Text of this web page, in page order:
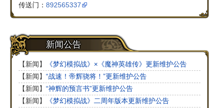
传送门： 892565337
新闻公告
【新闻】
《梦幻模拟战》×《魔神英雄传》更新维护公告‎
【新闻】 “战速！帝辉骁将！”更新维护公告
【新闻】 “神辉的预言书”更新维护公告
【新闻】
《梦幻模拟战》二周年版本更新维护公告